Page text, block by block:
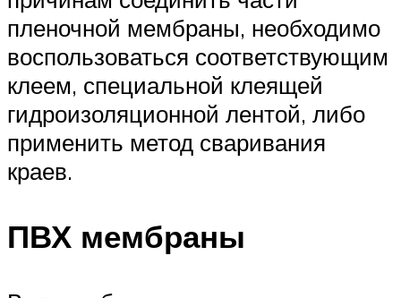
пленочной мембраны, необходимо
воспользоваться соответствующим
клеем, специальной клеящей
гидроизоляционной лентой, либо
применить метод сваривания
краев.
ПВХ мембраны